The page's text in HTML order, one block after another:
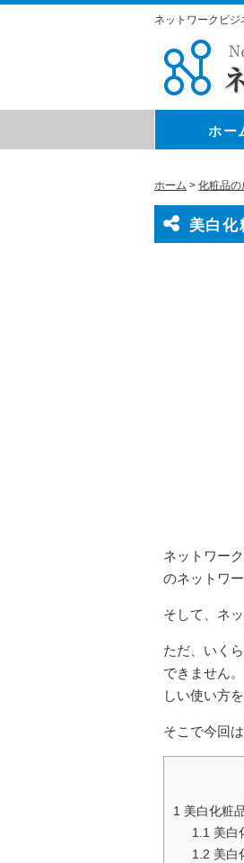
ネットワークビジ
ホー
ホーム > 化粧品の
美白化
ネットワー
のネットワ
そして、ネ
ただ、いく
できません
しい使い方
そこで今回
1 美白化粧
1.1 美白
1.2 美白